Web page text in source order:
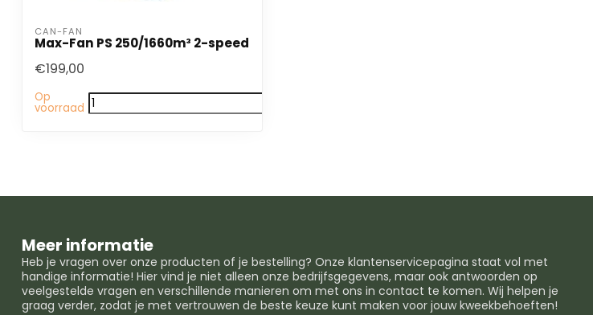
CAN-FAN
Max-Fan PS 250/1660m³ 2-speed
€199,00
Op
voorraad
Meer informatie
Heb je vragen over onze producten of je bestelling? Onze klantenservicepagina staat vol met
handige informatie! Hier vind je niet alleen onze bedrijfsgegevens, maar ook antwoorden op
veelgestelde vragen en verschillende manieren om met ons in contact te komen. Wij helpen je
graag verder, zodat je met vertrouwen de beste keuze kunt maken voor jouw kweekbehoeften!